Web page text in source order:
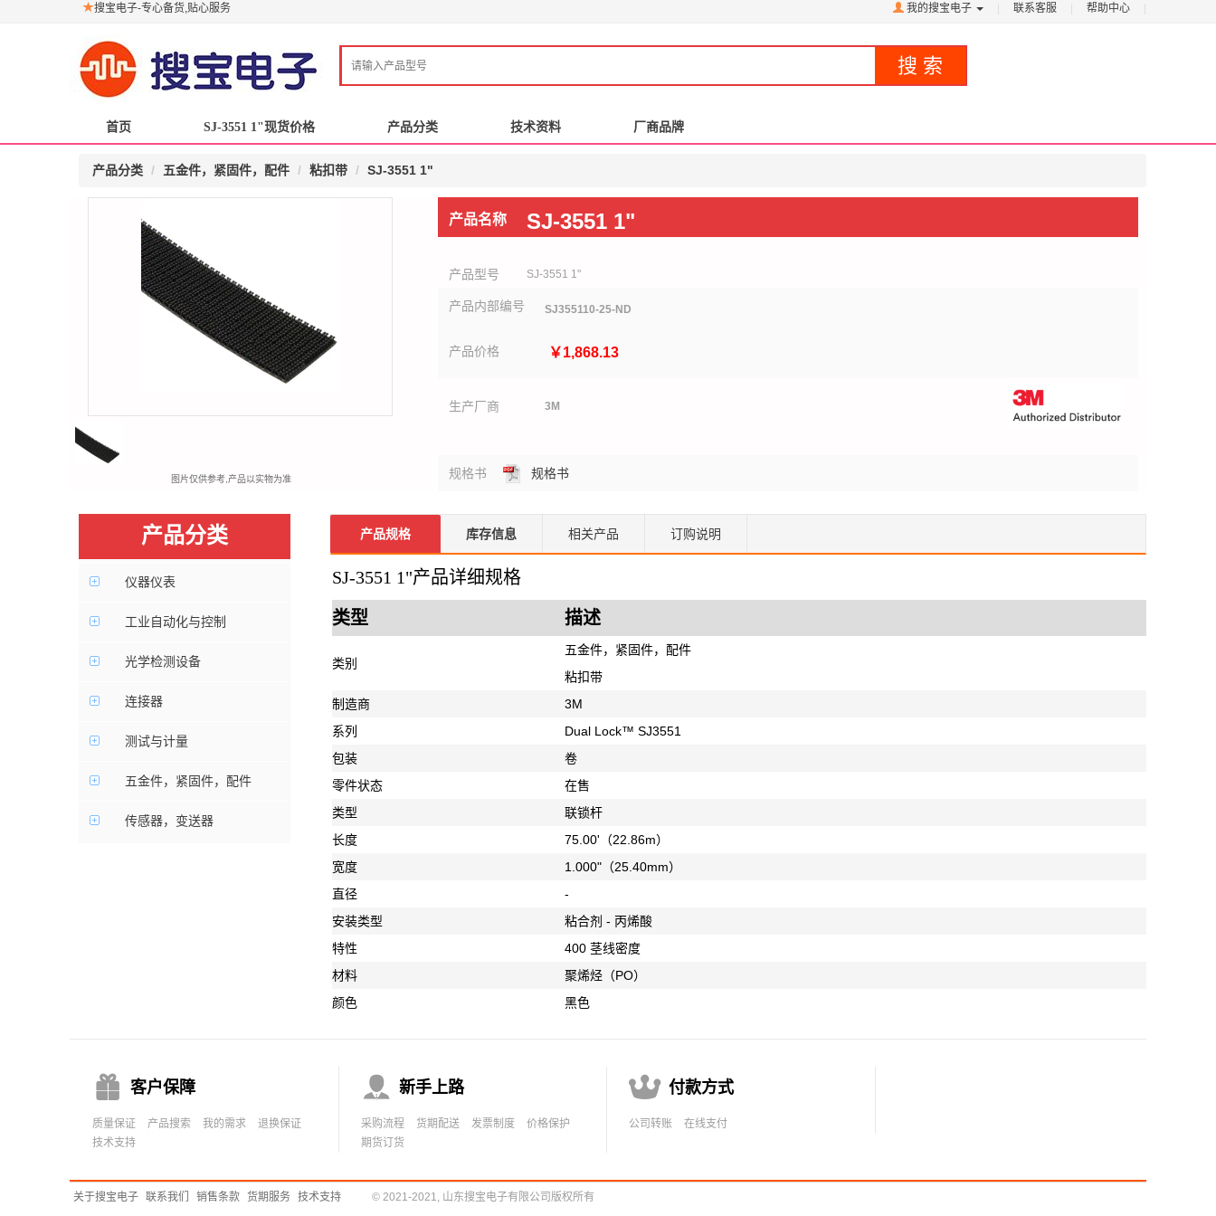
搜宝电子-专心备货,贴心服务 我的搜宝电子 联系客服 帮助中心
搜 索
首页
首页 SJ-3551 1"现货价格
SJ-3551 1"现货价格 产品分类
产品分类 技术资料
技术资料 厂商品牌
厂商品牌
产品分类 五金件，紧固件，配件 粘扣带 SJ-3551 1"
图片仅供参考,产品以实物为准
产品名称 SJ-3551 1"
产品型号 SJ-3551 1"
产品内部编号 SJ355110-25-ND
产品价格 ￥1,868.13
生产厂商 3M
规格书 规格书
产品分类
仪器仪表
工业自动化与控制
光学检测设备
连接器
测试与计量
五金件，紧固件，配件
传感器，变送器
产品规格 库存信息 相关产品 订购说明
SJ-3551 1"产品详细规格
类型 描述
类别
五金件，紧固件，配件
粘扣带
制造商
3M
系列
Dual Lock™ SJ3551
包装
卷
零件状态
在售
类型
联锁杆
长度
75.00'（22.86m）
宽度
1.000"（25.40mm）
直径
-
安装类型
粘合剂 - 丙烯酸
特性
400 茎线密度
材料
聚烯烃（PO）
颜色
黑色
 客户保障
质量保证 产品搜索 我的需求
退换保证
技术支持
 新手上路
采购流程 货期配送 发票制度
价格保护
期货订货
 付款方式
公司转账 在线支付
关于搜宝电子 联系我们 销售条款 货期服务 技术支持 © 2021-2021, 山东搜宝电子有限公司版权所有